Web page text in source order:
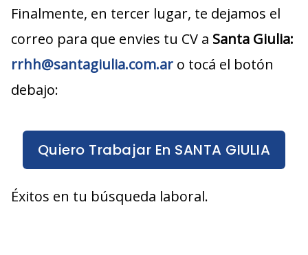
Finalmente, en tercer lugar, te dejamos el
correo para que envies tu CV a Santa Giulia:
rrhh@santagiulia.com.ar o tocá el botón
debajo:
Quiero Trabajar En SANTA GIULIA
Éxitos en tu búsqueda laboral.